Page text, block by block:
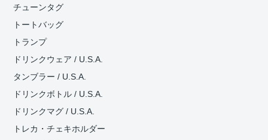
チューンタグ
トートバッグ
トランプ
ドリンクウェア / U.S.A.
タンブラー / U.S.A.
ドリンクボトル / U.S.A.
ドリンクマグ / U.S.A.
トレカ・チェキホルダー